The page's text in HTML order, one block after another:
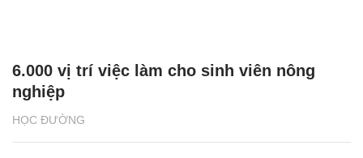
HỌC ĐƯỜNG
6.000 vị trí việc làm cho sinh viên nông
nghiệp